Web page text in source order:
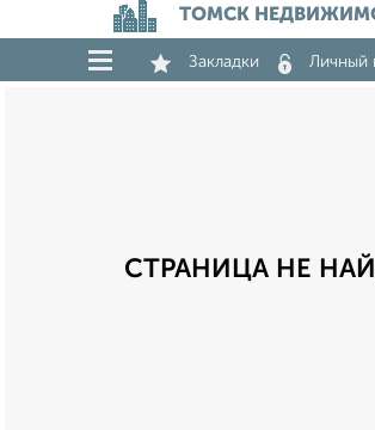
ТОМСК
Закладки Личный
СТРАНИЦА НЕ